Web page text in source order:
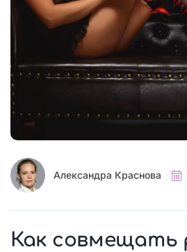
Александра Краснова
Как совмещать